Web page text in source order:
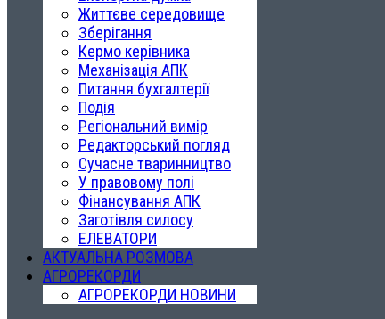
Життєве середовище
Зберігання
Кермо керівника
Механізація АПК
Питання бухгалтерії
Подія
Регіональний вимір
Редакторський погляд
Сучасне тваринництво
У правовому полі
Фінансування АПК
Заготівля силосу
ЕЛЕВАТОРИ
АКТУАЛЬНА РОЗМОВА
АГРОРЕКОРДИ
АГРОРЕКОРДИ НОВИНИ